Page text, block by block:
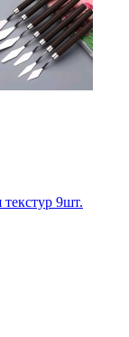
текстур 9шт.